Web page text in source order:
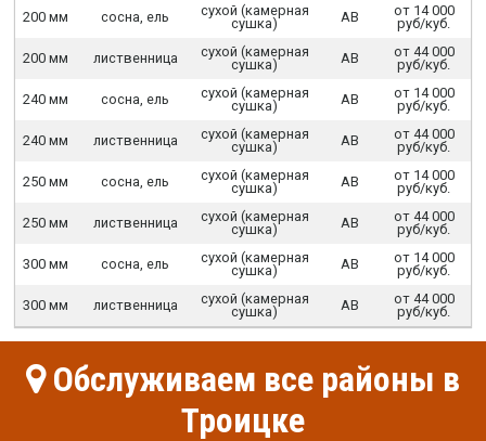
200 мм сосна, ель
сухой (камерная
сушка)
АВ
от 14 000
руб/куб.
200 мм лиственница
сухой (камерная
сушка)
АВ
от 44 000
руб/куб.
240 мм сосна, ель
сухой (камерная
сушка)
АВ
от 14 000
руб/куб.
240 мм лиственница
сухой (камерная
сушка)
АВ
от 44 000
руб/куб.
250 мм сосна, ель
сухой (камерная
сушка)
АВ
от 14 000
руб/куб.
250 мм лиственница
сухой (камерная
сушка)
АВ
от 44 000
руб/куб.
300 мм сосна, ель
сухой (камерная
сушка)
АВ
от 14 000
руб/куб.
300 мм лиственница
сухой (камерная
сушка)
АВ
от 44 000
руб/куб.
Обслуживаем все районы в
Троицке